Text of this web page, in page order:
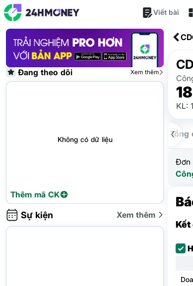
Viết bài
Đang theo dõi Xem thêm
Không có dữ liệu
Thêm mã CK
Sự kiện Xem thêm
KL:
Tổng
Đơn
Kết